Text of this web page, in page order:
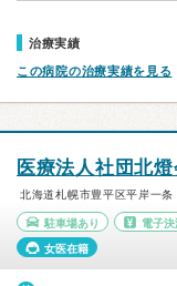
治療実績
この病院の治療実績を見る
医療法人社団北燈
北海道札幌市豊平区平岸一条
駐車場あり 電子決
女医在籍